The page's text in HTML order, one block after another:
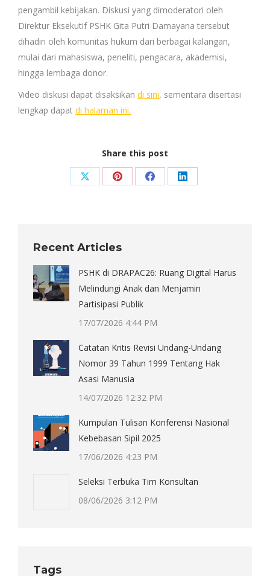
pengambil kebijakan. Diskusi yang dimoderatori oleh
Direktur Eksekutif PSHK Gita Putri Damayana tersebut
dihadiri oleh komunitas hukum dari berbagai kalangan,
mulai dari mahasiswa, peneliti, pengacara, akademisi,
hingga lembaga donor.
Video diskusi dapat disaksikan di sini, sementara disertasi
lengkap dapat di halaman ini.
Share this post
Share Share Share Share
Recent Articles
PSHK di DRAPAC26: Ruang Digital Harus
Melindungi Anak dan Menjamin
Partisipasi Publik
17/07/2026 4:44 PM
Catatan Kritis Revisi Undang-Undang
Nomor 39 Tahun 1999 Tentang Hak
Asasi Manusia
14/07/2026 12:32 PM
Kumpulan Tulisan Konferensi Nasional
Kebebasan Sipil 2025
17/06/2026 4:23 PM
Seleksi Terbuka Tim Konsultan
08/06/2026 3:12 PM
Tags